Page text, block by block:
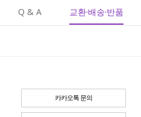
Q & A 교환·배송·반품
카카오톡 문의